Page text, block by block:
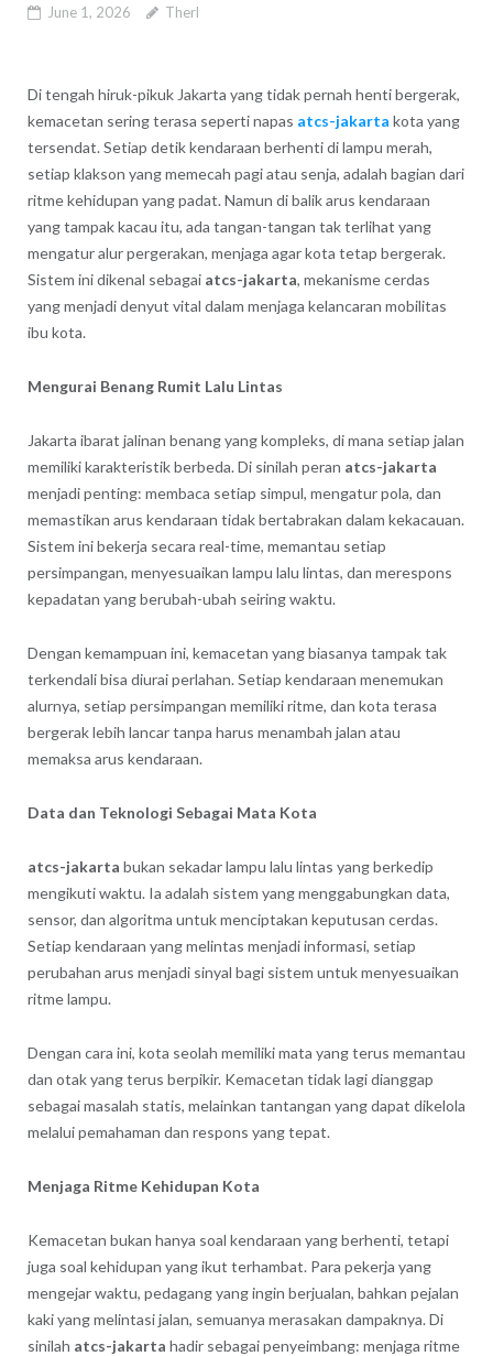
June 1, 2026 Therl
Di tengah hiruk-pikuk Jakarta yang tidak pernah henti bergerak,
kemacetan sering terasa seperti napas atcs-jakarta kota yang
tersendat. Setiap detik kendaraan berhenti di lampu merah,
setiap klakson yang memecah pagi atau senja, adalah bagian dari
ritme kehidupan yang padat. Namun di balik arus kendaraan
yang tampak kacau itu, ada tangan-tangan tak terlihat yang
mengatur alur pergerakan, menjaga agar kota tetap bergerak.
Sistem ini dikenal sebagai atcs-jakarta, mekanisme cerdas
yang menjadi denyut vital dalam menjaga kelancaran mobilitas
ibu kota.
Mengurai Benang Rumit Lalu Lintas
Jakarta ibarat jalinan benang yang kompleks, di mana setiap jalan
memiliki karakteristik berbeda. Di sinilah peran atcs-jakarta
menjadi penting: membaca setiap simpul, mengatur pola, dan
memastikan arus kendaraan tidak bertabrakan dalam kekacauan.
Sistem ini bekerja secara real-time, memantau setiap
persimpangan, menyesuaikan lampu lalu lintas, dan merespons
kepadatan yang berubah-ubah seiring waktu.
Dengan kemampuan ini, kemacetan yang biasanya tampak tak
terkendali bisa diurai perlahan. Setiap kendaraan menemukan
alurnya, setiap persimpangan memiliki ritme, dan kota terasa
bergerak lebih lancar tanpa harus menambah jalan atau
memaksa arus kendaraan.
Data dan Teknologi Sebagai Mata Kota
atcs-jakarta bukan sekadar lampu lalu lintas yang berkedip
mengikuti waktu. Ia adalah sistem yang menggabungkan data,
sensor, dan algoritma untuk menciptakan keputusan cerdas.
Setiap kendaraan yang melintas menjadi informasi, setiap
perubahan arus menjadi sinyal bagi sistem untuk menyesuaikan
ritme lampu.
Dengan cara ini, kota seolah memiliki mata yang terus memantau
dan otak yang terus berpikir. Kemacetan tidak lagi dianggap
sebagai masalah statis, melainkan tantangan yang dapat dikelola
melalui pemahaman dan respons yang tepat.
Menjaga Ritme Kehidupan Kota
Kemacetan bukan hanya soal kendaraan yang berhenti, tetapi
juga soal kehidupan yang ikut terhambat. Para pekerja yang
mengejar waktu, pedagang yang ingin berjualan, bahkan pejalan
kaki yang melintasi jalan, semuanya merasakan dampaknya. Di
sinilah atcs-jakarta hadir sebagai penyeimbang: menjaga ritme